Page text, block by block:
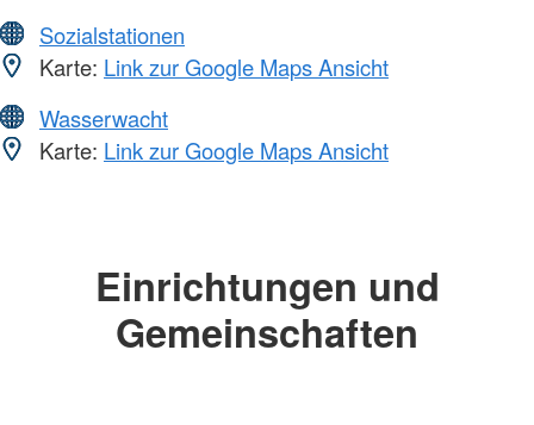
Sozialstationen
Karte: Link zur Google Maps Ansicht
Wasserwacht
Karte: Link zur Google Maps Ansicht
Einrichtungen und
Gemeinschaften